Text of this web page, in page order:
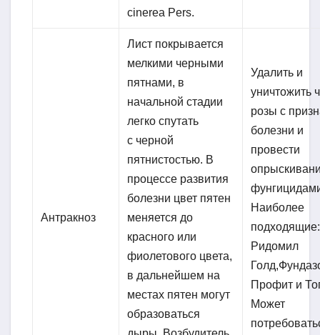
cinerea Pers.
Антракноз
Лист покрывается
мелкими черными
пятнами, в
начальной стадии
легко спутать
с черной
пятнистостью. В
процессе развития
болезни цвет пятен
меняется до
красного или
фиолетового цвета,
в дальнейшем на
местах пятен могут
образоваться
Удалить и
уничтожить
розы с
болезни и
провести
Наиболее
подходящие:
Ридомил
Профит и
Может